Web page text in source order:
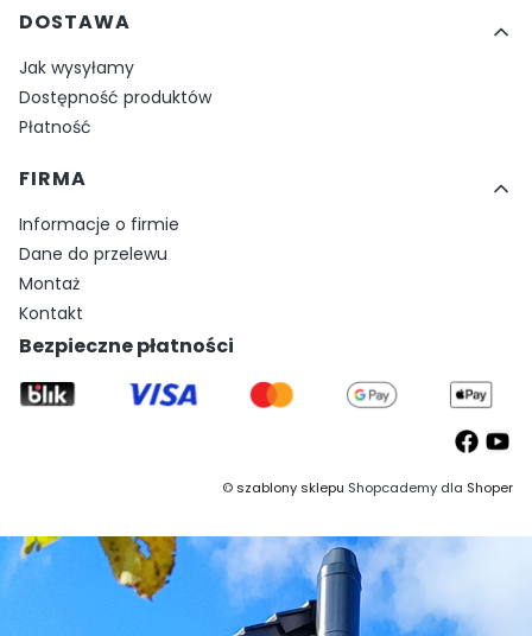
DOSTAWA
Jak wysyłamy
Dostępność produktów
Płatność
FIRMA
Informacje o firmie
Dane do przelewu
Montaż
Kontakt
Bezpieczne płatności
©szablony sklepu Shopcademy dla Shoper